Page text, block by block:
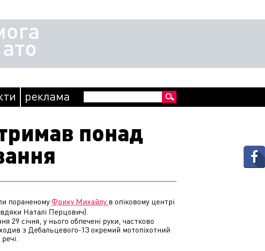
реклама Пошукова
понад
пораненомуФрику Михайлу в опіковому центрі
Наталі Перцович).
січня, у нього обпечені руки, частково
з Дебальцевого-13 окремий мотопіхотний